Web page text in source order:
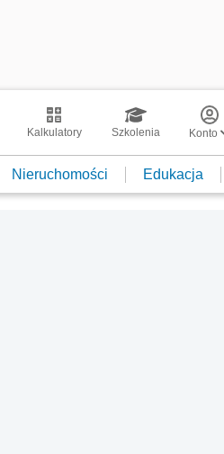
Kalkulatory Szkolenia Konto
Nieruchomości Edukacja